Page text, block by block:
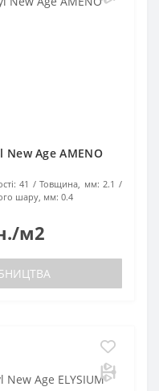
New Age AMENO
41 Товщина, мм: 2.1
шару, мм: 0.4
м2